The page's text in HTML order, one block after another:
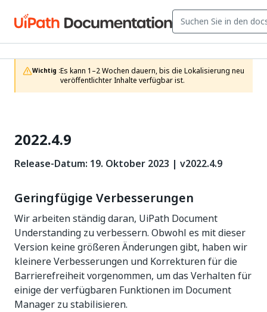
Wichtig :Es kann 1–2 Wochen dauern, bis die Lokalisierung neu
veröffentlichter Inhalte verfügbar ist.
2022.4.9
Release-Datum: 19. Oktober 2023 | v2022.4.9
Geringfügige Verbesserungen
Wir arbeiten ständig daran, UiPath Document
Understanding zu verbessern. Obwohl es mit dieser
Version keine größeren Änderungen gibt, haben wir
kleinere Verbesserungen und Korrekturen für die
Barrierefreiheit vorgenommen, um das Verhalten für
einige der verfügbaren Funktionen im Document
Manager zu stabilisieren.